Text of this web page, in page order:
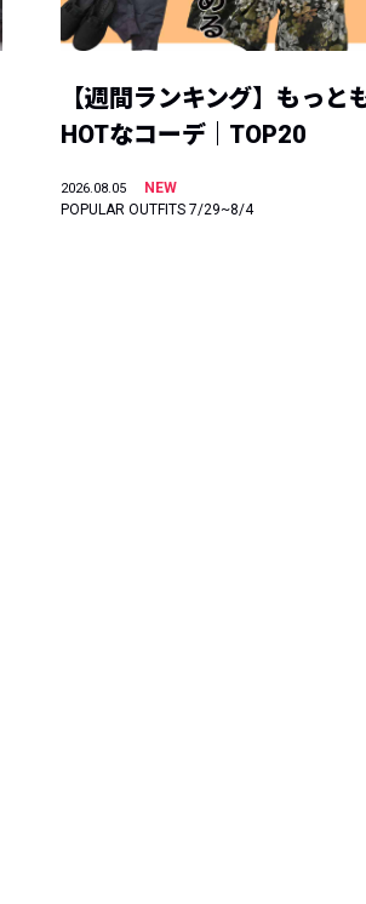
【週間ランキング】もっと
HOTなコーデ｜TOP20
2026.08.05
NEW
POPULAR OUTFITS 7/29~8/4